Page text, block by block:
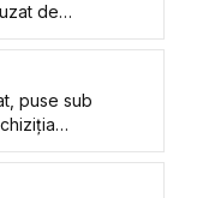
de
măsura
puse sub